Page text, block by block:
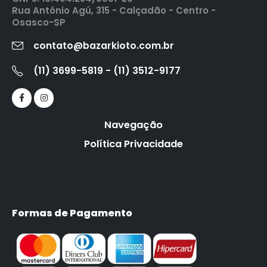
Rua Antônio Agú, 315 - Calçadão - Centro -
Osasco-SP
contato@bazarkioto.com.br
(11) 3699-5819 - (11) 3512-9177
Navegação
Política Privacidade
Formas de Pagamento